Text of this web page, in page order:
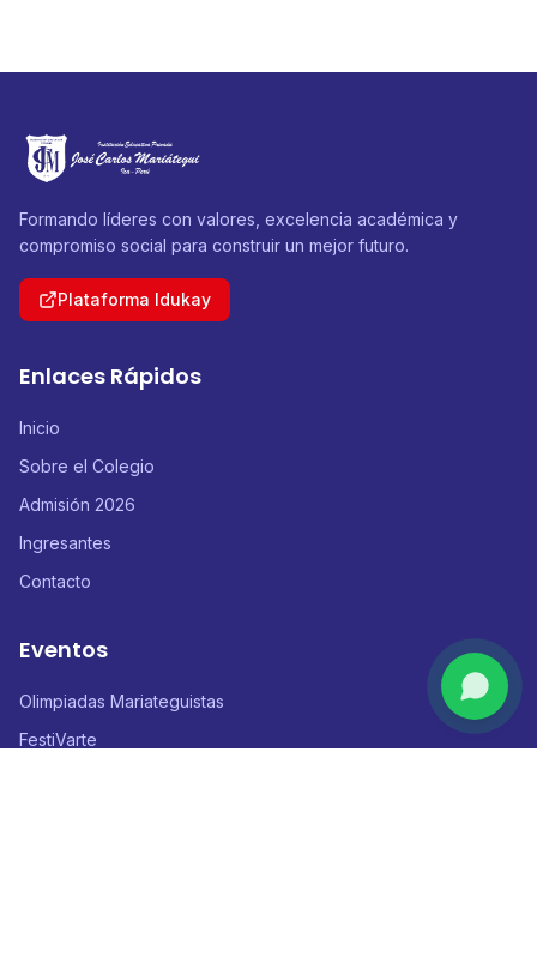
Formando líderes con valores, excelencia académica y
compromiso social para construir un mejor futuro.
Plataforma Idukay
Enlaces Rápidos
Inicio
Sobre el Colegio
Admisión 2026
Ingresantes
Contacto
Eventos
Olimpiadas Mariateguistas
FestiVarte